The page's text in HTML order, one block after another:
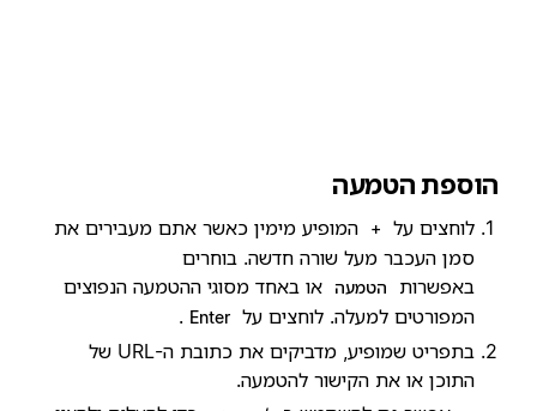
הוספת הטמעה
לוחצים על +
המופיע מימין כאשר אתם מעבירים את
סמן העכבר מעל שורה חדשה. בוחרים
באפשרות
הטמעה או באחד מסוגי ההטמעה הנפוצים
המפורטים למעלה. לוחצים על Enter
.
בתפריט שמופיע, מדביקים את כתובת ה-URL של
התוכן או את הקישור להטמעה.